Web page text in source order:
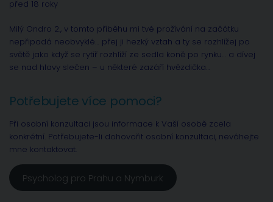
před 18 roky
Milý Ondro 2., v tomto příběhu mi tvé prožívání na začátku
nepřipadá neobvyklé… přej ji hezký vztah a ty se rozhlížej po
světě jako když se rytíř rozhlíží ze sedla koně po rynku… a dívej
se nad hlavy slečen – u některé zazáří hvězdička…
Potřebujete více pomoci?
Při osobní konzultaci jsou informace k Vaší osobě zcela
konkrétní. Potřebujete-li dohovořit osobní konzultaci, neváhejte
mne kontaktovat.
Psycholog pro Prahu a Nymburk